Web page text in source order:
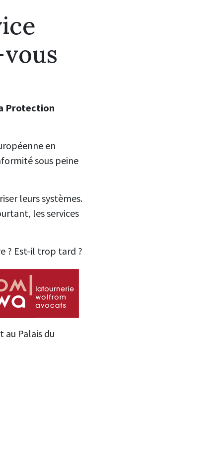
Protection
en
sous peine
leurs systèmes.
les services
? Est-il trop tard ?
au Palais du